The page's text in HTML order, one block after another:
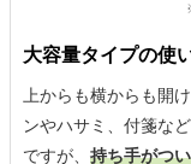
大容量タイプの使
上からも横からも開
ンやハサミ、付箋な
ですが、 持ち手がつ